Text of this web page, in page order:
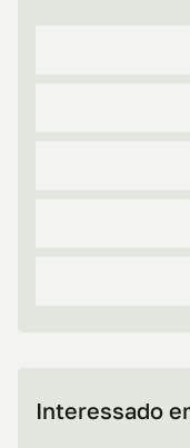
Interessado